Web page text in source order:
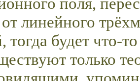
линейного
тогда будет что-
только